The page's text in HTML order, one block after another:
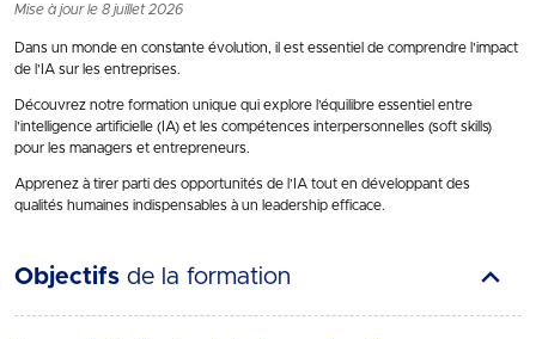
Mise à jour le 8 juillet 2026
Dans un monde en constante évolution, il est essentiel de comprendre l’impact
de l’IA sur les entreprises.
Découvrez notre formation unique qui explore l’équilibre essentiel entre
l’intelligence artificielle (IA) et les compétences interpersonnelles (soft skills)
pour les managers et entrepreneurs.
Apprenez à tirer parti des opportunités de l’IA tout en développant des
qualités humaines indispensables à un leadership efficace.
Objectifs de la formation